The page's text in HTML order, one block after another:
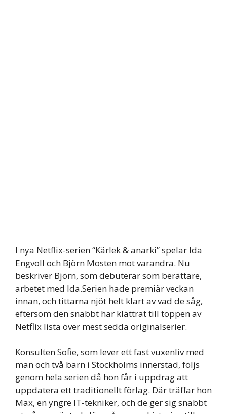
I nya Netflix-serien “Kärlek & anarki” spelar Ida
Engvoll och Björn Mosten mot varandra. Nu
beskriver Björn, som debuterar som berättare,
arbetet med Ida.Serien hade premiär veckan
innan, och tittarna njöt helt klart av vad de såg,
eftersom den snabbt har klättrat till toppen av
Netflix lista över mest sedda originalserier.
Konsulten Sofie, som lever ett fast vuxenliv med
man och två barn i Stockholms innerstad, följs
genom hela serien då hon får i uppdrag att
uppdatera ett traditionellt förlag. Där träffar hon
Max, en yngre IT-tekniker, och de ger sig snabbt